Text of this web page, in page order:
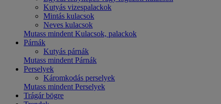
Kutyás vizespalackok
Mintás kulacsok
Neves kulacsok
Mutass mindent Kulacsok, palackok
Párnák
Kutyás párnák
Mutass mindent Párnák
Perselyek
Káromkodás perselyek
Mutass mindent Perselyek
Trágár bögre